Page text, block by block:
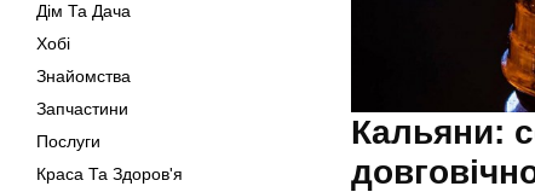
Дім Та Дача
Хобі
Знайомства
Запчастини
Послуги
Краса Та Здоров'я
Кальяни: